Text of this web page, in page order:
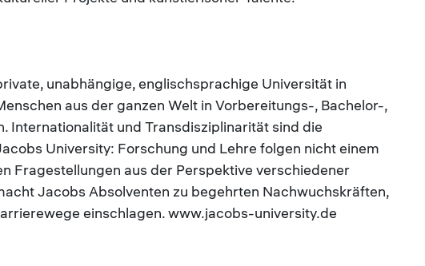
unabhängige, englischsprachige Universität in
aus der ganzen Welt in Vorbereitungs-, Bachelor-,
Internationalität und Transdisziplinarität sind die
University: Forschung und Lehre folgen nicht einem
Fragestellungen aus der Perspektive verschiedener
Jacobs Absolventen zu begehrten Nachwuchskräften,
einschlagen. www.jacobs-university.de